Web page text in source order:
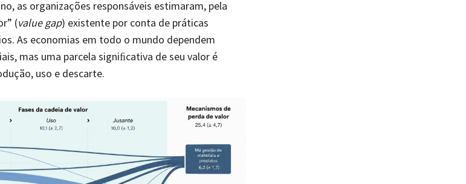
as organizações responsáveis estimaram, pela
(value gap) existente por conta de práticas
As economias em todo o mundo dependem
mas uma parcela signiﬁcativa de seu valor é
uso e descarte.